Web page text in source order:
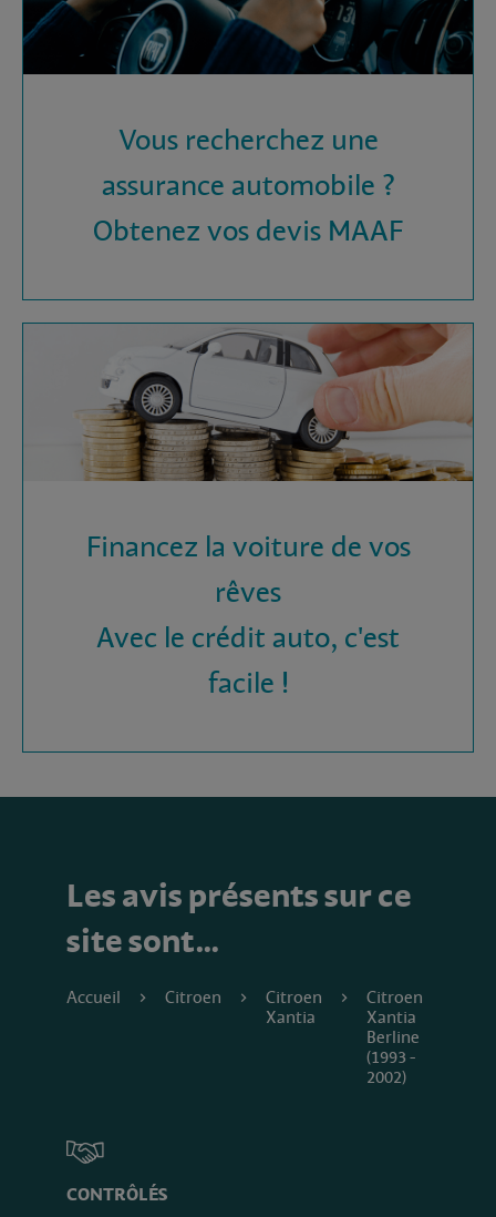
Vous recherchez une
assurance automobile ?
Obtenez vos devis MAAF
Financez la voiture de vos
rêves
Avec le crédit auto, c'est
facile !
Les avis présents sur ce
site sont…
Accueil Citroen
Citroen
Xantia
Citroen
Xantia
Berline
(1993 -
2002)
CONTRÔLÉS